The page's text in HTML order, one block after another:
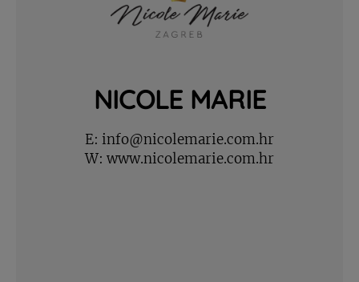
NICOLE MARIE
E: info@nicolemarie.com.hr
W: www.nicolemarie.com.hr